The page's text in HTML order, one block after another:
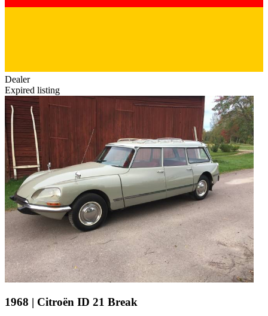
Dealer
Expired listing
1968 | Citroën ID 21 Break